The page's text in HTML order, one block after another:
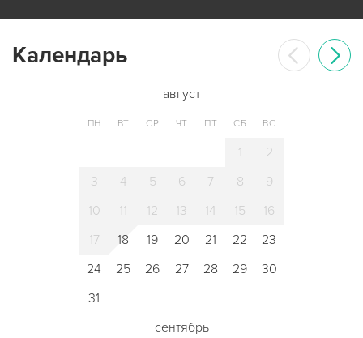
Календарь
август
ПН ВТ СР ЧТ ПТ СБ ВС
1
2
3
4 5 6 7 8
9
10
11 12 13 14 15
16
17
18 19 20 21 22
23
24
25 26 27 28 29
30
31
сентябрь